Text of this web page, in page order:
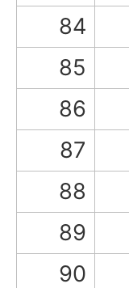
84
85
86
87
88
89
90